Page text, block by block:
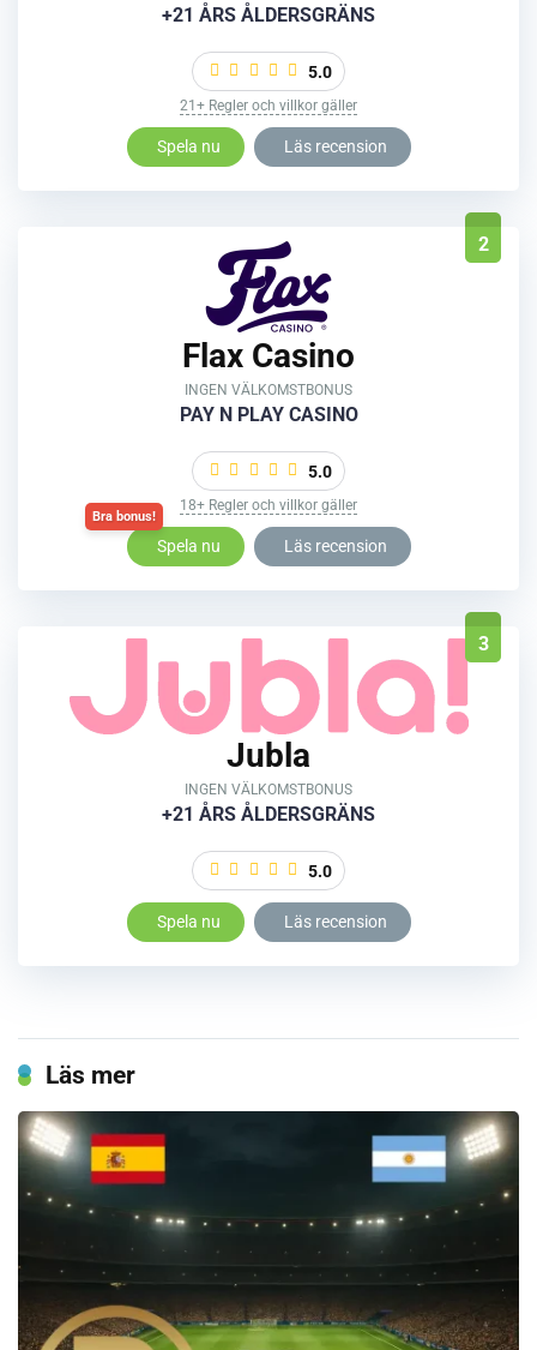
+21 ÅRS ÅLDERSGRÄNS
5.0
21+ Regler och villkor gäller
Spela nu Läs recension
2
Flax Casino
INGEN VÄLKOMSTBONUS
PAY N PLAY CASINO
5.0
18+ Regler och villkor gäller
Spela nu Läs recension
3
Jubla
INGEN VÄLKOMSTBONUS
+21 ÅRS ÅLDERSGRÄNS
5.0
Spela nu Läs recension
Läs mer